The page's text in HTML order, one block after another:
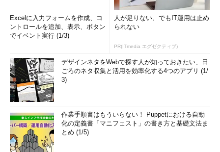
Excelに入力フォームを作成、コ
ントロールを追加、表示、ボタン
でイベント実行 (1/3)
人が足りない、でもIT運用は止め
られない
PR(ITmedia エグゼクティブ)
デザインネタをWebで探す人が知っておきたい、日
ごろのネタ収集と活用を効率化する4つのアプリ (1/
3)
作業手順書はもういらない！ Puppetにおける自動
化の定義書「マニフェスト」の書き方と基礎文法ま
とめ (1/5)